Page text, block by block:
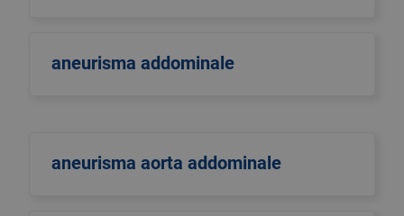
aneurisma addominale
aneurisma aorta addominale